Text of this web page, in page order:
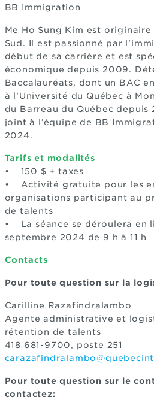
BB Immigration
Me Ho Sung Kim est
Sud. Il est passionné par
début de sa carrière et est
économique depuis 2009.
Baccalauréats, dont un BAC
à l’Université du Québec à
du Barreau du Québec depuis
joint à l’équipe de BB
2024.
Tarifs et modalités
• 150 $ + taxes
• Activité gratuite pour les
organisations participant au
de talents
• La séance se déroulera en
septembre 2024 de 9 h à 11 h
Contacts
Pour toute question sur la
Carilline Razafindralambo
Agente administrative et
rétention de talents
418 681-9700, poste 251
Pour toute question sur le
contactez: